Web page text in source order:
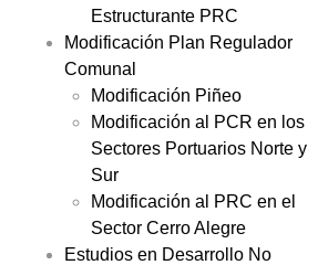
Estructurante PRC
Modificación Plan Regulador
Comunal
Modificación Piñeo
Modificación al PCR en los
Sectores Portuarios Norte y
Sur
Modificación al PRC en el
Sector Cerro Alegre
Estudios en Desarrollo No